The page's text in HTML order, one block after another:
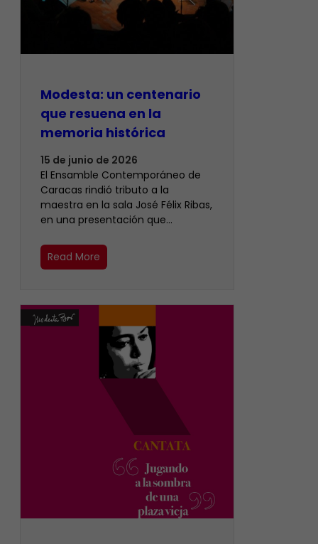
Modesta: un centenario
que resuena en la
memoria histórica
15 de junio de 2026
El Ensamble Contemporáneo de
Caracas rindió tributo a la
maestra en la sala José Félix Ribas,
en una presentación que…
Read More